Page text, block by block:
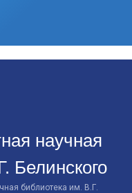
научная
Белинского
библиотека им. В.Г.